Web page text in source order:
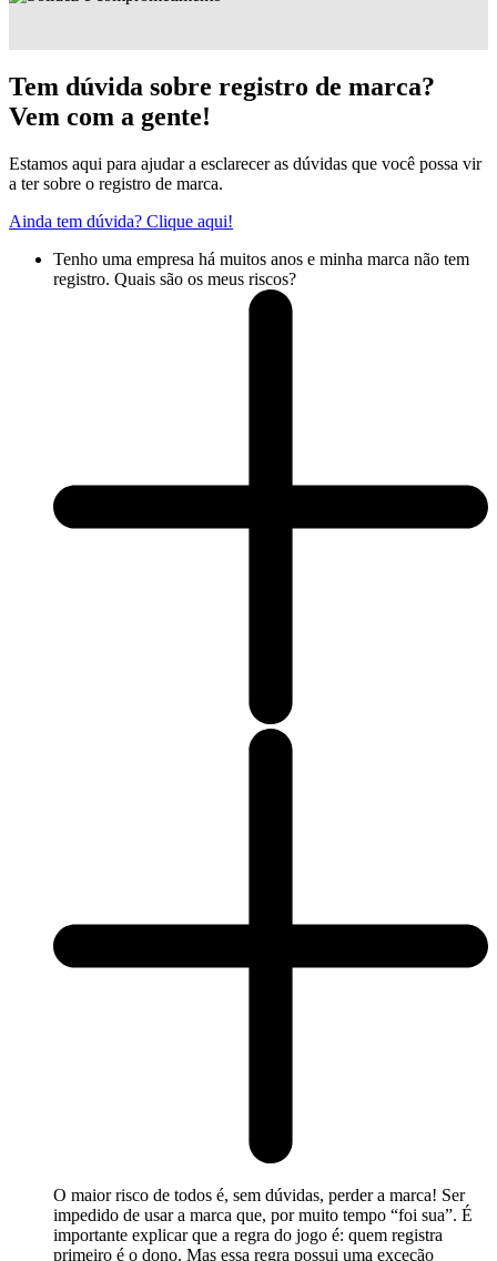
Tem dúvida sobre registro de marca?
Vem com a gente!
Estamos aqui para ajudar a esclarecer as dúvidas que você possa vir
a ter sobre o registro de marca.
Ainda tem dúvida? Clique aqui!
Tenho uma empresa há muitos anos e minha marca não tem
registro. Quais são os meus riscos?
O maior risco de todos é, sem dúvidas, perder a marca! Ser
impedido de usar a marca que, por muito tempo “foi sua”. É
importante explicar que a regra do jogo é: quem registra
primeiro é o dono. Mas essa regra possui uma exceção